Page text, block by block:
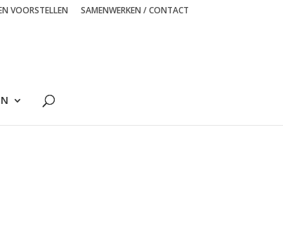
VOORSTELLEN SAMENWERKEN / CONTACT